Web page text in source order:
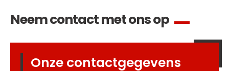
Onze contactgegevens
Neem contact met ons op